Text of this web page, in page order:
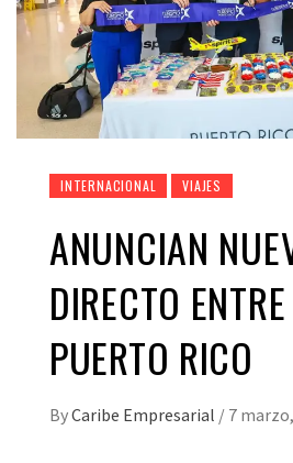
INTERNACIONAL VIAJES
ANUNCIAN
DIRECTO
PUERTO RICO
ByCaribe Empresarial / 7